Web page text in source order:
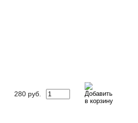
280 руб.